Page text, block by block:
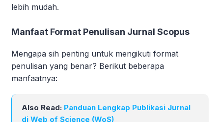
lebih mudah.
Manfaat Format Penulisan Jurnal Scopus
Mengapa sih penting untuk mengikuti format
penulisan yang benar? Berikut beberapa
manfaatnya:
Also Read: Panduan Lengkap Publikasi Jurnal
di Web of Science (WoS)